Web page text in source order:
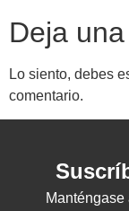
Deja
Lo siento, debes
comentario.